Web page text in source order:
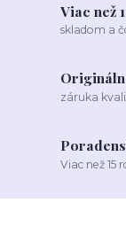
Viac než
skladom a
záruka
Viac než 15